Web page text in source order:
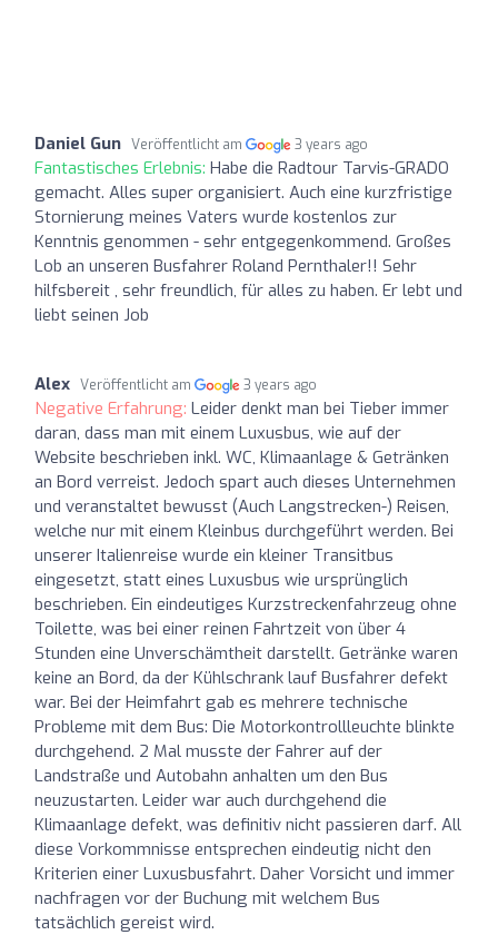
Daniel Gun Veröffentlicht am 3 years ago
Fantastisches Erlebnis: Habe die Radtour Tarvis-GRADO
gemacht. Alles super organisiert. Auch eine kurzfristige
Stornierung meines Vaters wurde kostenlos zur
Kenntnis genommen - sehr entgegenkommend. Großes
Lob an unseren Busfahrer Roland Pernthaler!! Sehr
hilfsbereit , sehr freundlich, für alles zu haben. Er lebt und
liebt seinen Job
Alex Veröffentlicht am 3 years ago
Negative Erfahrung: Leider denkt man bei Tieber immer
daran, dass man mit einem Luxusbus, wie auf der
Website beschrieben inkl. WC, Klimaanlage & Getränken
an Bord verreist. Jedoch spart auch dieses Unternehmen
und veranstaltet bewusst (Auch Langstrecken-) Reisen,
welche nur mit einem Kleinbus durchgeführt werden. Bei
unserer Italienreise wurde ein kleiner Transitbus
eingesetzt, statt eines Luxusbus wie ursprünglich
beschrieben. Ein eindeutiges Kurzstreckenfahrzeug ohne
Toilette, was bei einer reinen Fahrtzeit von über 4
Stunden eine Unverschämtheit darstellt. Getränke waren
keine an Bord, da der Kühlschrank lauf Busfahrer defekt
war. Bei der Heimfahrt gab es mehrere technische
Probleme mit dem Bus: Die Motorkontrollleuchte blinkte
durchgehend. 2 Mal musste der Fahrer auf der
Landstraße und Autobahn anhalten um den Bus
neuzustarten. Leider war auch durchgehend die
Klimaanlage defekt, was definitiv nicht passieren darf. All
diese Vorkommnisse entsprechen eindeutig nicht den
Kriterien einer Luxusbusfahrt. Daher Vorsicht und immer
nachfragen vor der Buchung mit welchem Bus
tatsächlich gereist wird.